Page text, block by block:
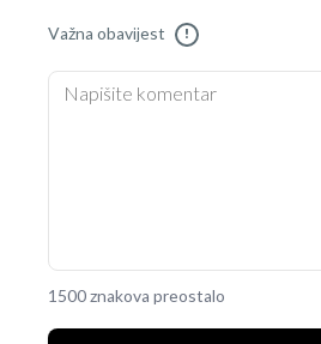
Važna obavijest !
1500 znakova preostalo